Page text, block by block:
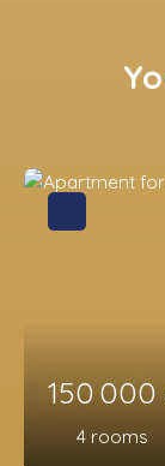
150 000
4 rooms